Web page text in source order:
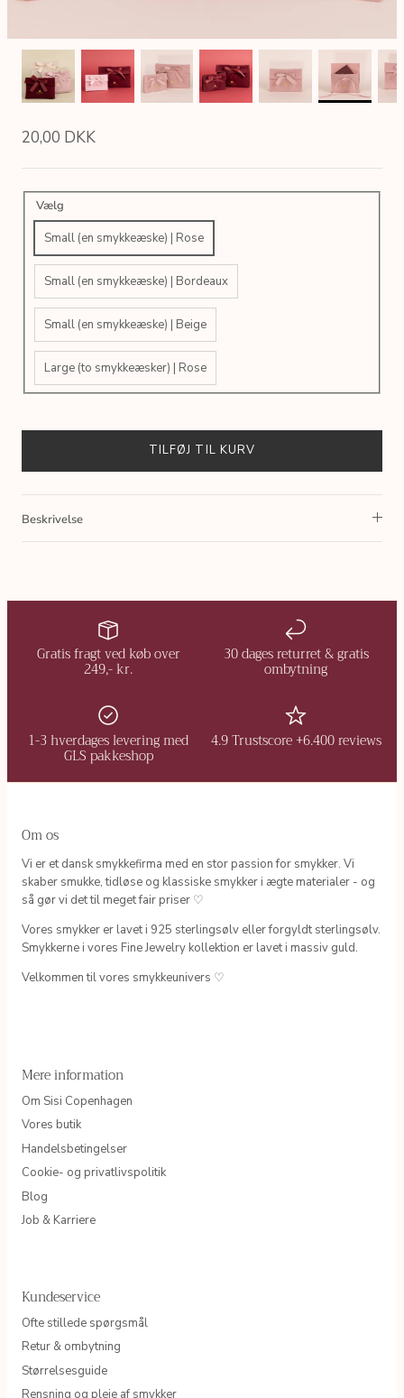
20,00 DKK
Vælg
Small (en smykkeæske) | Rose
Small (en smykkeæske) | Bordeaux
Small (en smykkeæske) | Beige
Large (to smykkeæsker) | Rose
TILFØJ TIL KURV
Beskrivelse
Gratis fragt ved køb over
249,- kr.
30 dages returret & gratis
ombytning
1-3 hverdages levering med
GLS pakkeshop
4.9 Trustscore +6.400 reviews
Om os
Vi er et dansk smykkefirma med en stor passion for smykker. Vi
skaber smukke, tidløse og klassiske smykker i ægte materialer - og
så gør vi det til meget fair priser ♡
Vores smykker er lavet i 925 sterlingsølv eller forgyldt sterlingsølv.
Smykkerne i vores Fine Jewelry kollektion er lavet i massiv guld.
Velkommen til vores smykkeunivers ♡
Mere information
Om Sisi Copenhagen
Vores butik
Handelsbetingelser
Cookie- og privatlivspolitik
Blog
Job & Karriere
Kundeservice
Ofte stillede spørgsmål
Retur & ombytning
Størrelsesguide
Rensning og pleje af smykker